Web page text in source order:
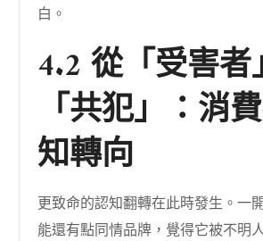
白。
4.2 從「受害者
「共犯」：消
知轉向
更致命的認知翻轉在此時發生。一
能還有點同情品牌，覺得它被不明